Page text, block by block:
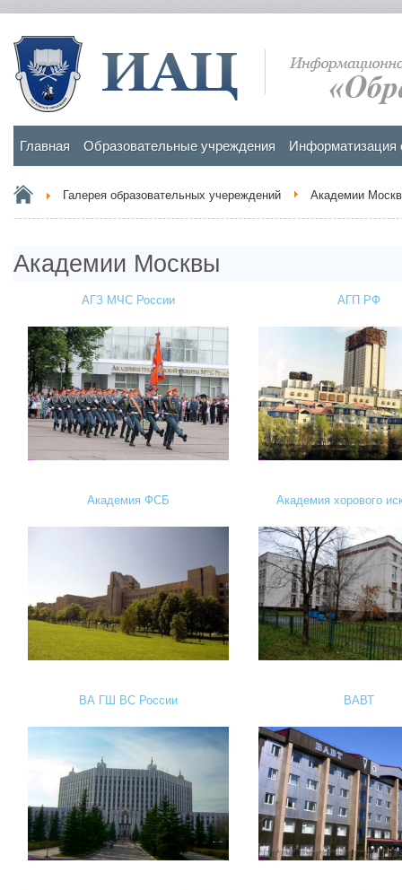
Главная Образовательные учреждения Информатизация
Галерея образовательных учереждений Академии
Академии Москвы
АГЗ МЧС России АГП РФ
Академия ФСБ Академия хорового
ВА ГШ ВС России ВАВТ